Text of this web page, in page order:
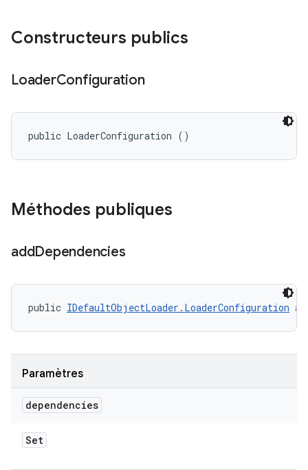
Constructeurs publics
LoaderConfiguration
public LoaderConfiguration ()
Méthodes publiques
addDependencies
public IDefaultObjectLoader.LoaderConfiguration
Paramètres
dependencies
Set